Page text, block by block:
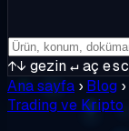
↑↓ gezin↵aç esc
Ana sayfa › Blog ›
Trading ve Kripto